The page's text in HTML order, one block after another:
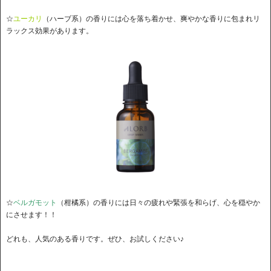
☆ ユーカリ
（ハーブ系）の香りには心を落ち着かせ、爽やかな香りに包まれリ
ラックス効果があります。
☆ベルガモット
（柑橘系）の香りには日々の疲れや緊張を和らげ、心を穏やか
にさせます！！
どれも、人気のある香りです。ぜひ、お試しください♪